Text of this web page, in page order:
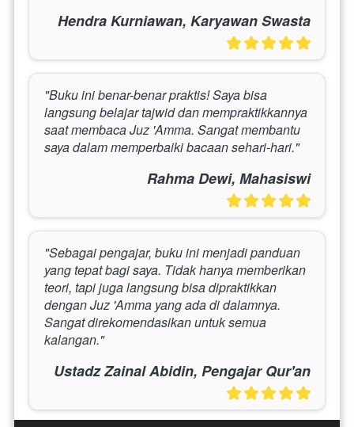
Hendra Kurniawan, Karyawan Swasta
"Buku ini benar-benar praktis! Saya bisa
langsung belajar tajwid dan mempraktikkannya
saat membaca Juz 'Amma. Sangat membantu
saya dalam memperbaiki bacaan sehari-hari."
Rahma Dewi, Mahasiswi
"Sebagai pengajar, buku ini menjadi panduan
yang tepat bagi saya. Tidak hanya memberikan
teori, tapi juga langsung bisa dipraktikkan
dengan Juz 'Amma yang ada di dalamnya.
Sangat direkomendasikan untuk semua
kalangan."
Ustadz Zainal Abidin, Pengajar Qur'an